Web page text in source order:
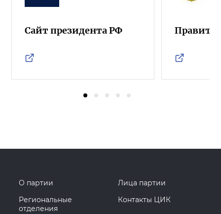
Сайт президента РФ
О партии
Лица партии
Региональные
отделения
Контакты ЦИК